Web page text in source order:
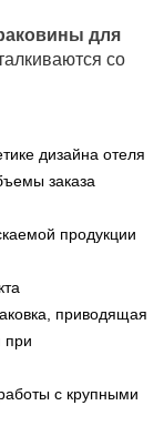
для
со
дизайна отеля
заказа
продукции
приводящая
при
с крупными